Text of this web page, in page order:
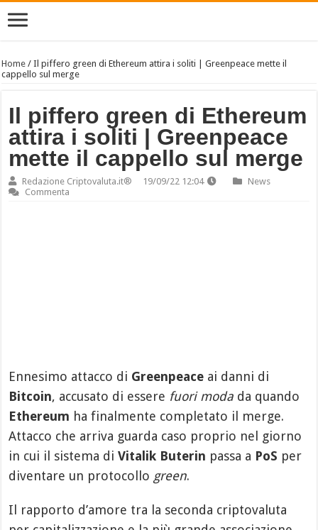
Home /Il piffero green di Ethereum attira i soliti | Greenpeace mette il
cappello sul merge
Il piffero green di Ethereum
attira i soliti | Greenpeace
mette il cappello sul merge
Redazione Criptovaluta.it® 19/09/22 12:04
News
Commenta
Ennesimo attacco di Greenpeace ai danni di
Bitcoin, accusato di essere fuori moda da quando
Ethereum ha finalmente completato il merge.
Attacco che arriva guarda caso proprio nel giorno
in cui il sistema diVitalik Buterin passa a PoS per
diventare un protocollo green.
Il rapporto d’amore tra la seconda criptovaluta